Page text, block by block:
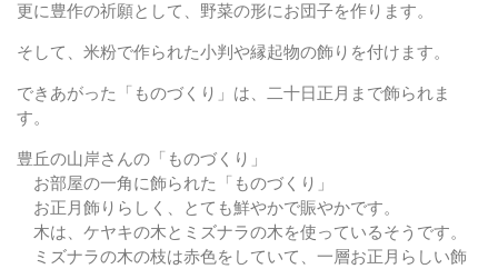
更に豊作の祈願として、野菜の形にお団子を作ります。
そして、米粉で作られた小判や縁起物の飾りを付けます。
できあがった「ものづくり」は、二十日正月まで飾られま
す。
豊丘の山岸さんの「ものづくり」
お部屋の一角に飾られた「ものづくり」
お正月飾りらしく、とても鮮やかで賑やかです。
木は、ケヤキの木とミズナラの木を使っているそうです。
ミズナラの木の枝は赤色をしていて、一層お正月らしい飾